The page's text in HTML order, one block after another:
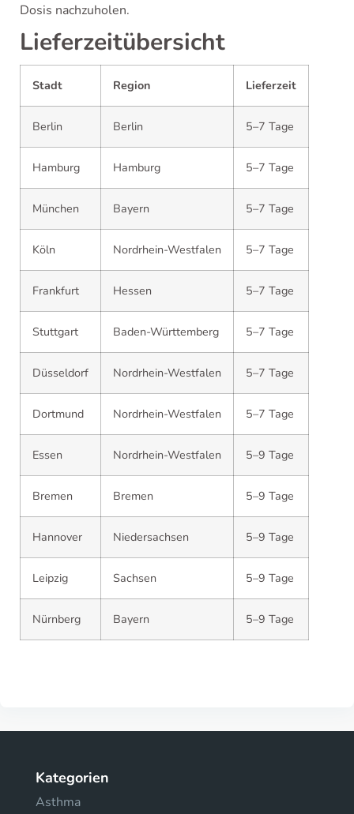
Dosis nachzuholen.
Lieferzeitübersicht
Stadt Region Lieferzeit
Berlin Berlin 5–7 Tage
Hamburg Hamburg 5–7 Tage
München Bayern 5–7 Tage
Köln Nordrhein-Westfalen 5–7 Tage
Frankfurt Hessen 5–7 Tage
Stuttgart Baden-Württemberg 5–7 Tage
Düsseldorf Nordrhein-Westfalen 5–7 Tage
Dortmund Nordrhein-Westfalen 5–7 Tage
Essen Nordrhein-Westfalen 5–9 Tage
Bremen Bremen 5–9 Tage
Hannover Niedersachsen 5–9 Tage
Leipzig Sachsen 5–9 Tage
Nürnberg Bayern 5–9 Tage
Kategorien
Asthma